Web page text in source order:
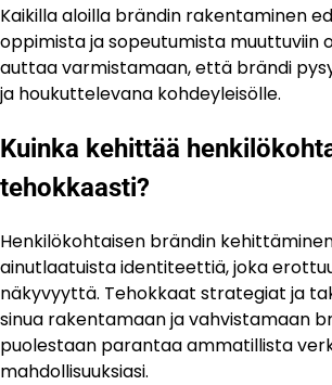
Kaikilla aloilla brändin rakentaminen
oppimista ja sopeutumista muuttuviin
auttaa varmistamaan, että brändi
ja houkuttelevana kohdeyleisölle.
Kuinka kehittää
tehokkaasti?
Henkilökohtaisen brändin
ainutlaatuista identiteettiä, joka
näkyvyyttä. Tehokkaat strategiat ja
sinua rakentamaan ja vahvistamaan
puolestaan parantaa ammatillista
mahdollisuuksiasi.